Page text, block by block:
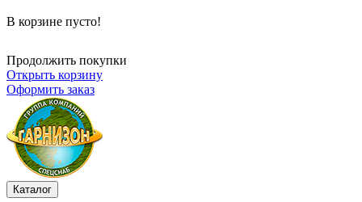
В корзине пусто!
Продолжить покупки
Открыть корзину
Оформить заказ
Каталог